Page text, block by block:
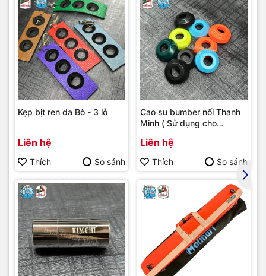
Kẹp bịt ren da Bò - 3 lỗ
Liên hệ
Thích So sánh
Cao su bumber nối Thanh
Minh ( Sử dụng cho
Liên hệ
Thích So sánh